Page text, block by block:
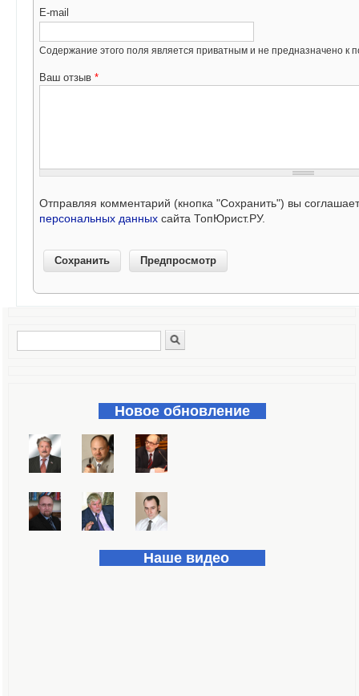
E-mail
Содержание этого поля является приватным и не предназначено к
Ваш отзыв *
Отправляя комментарий (кнопка "Сохранить") вы
персональных данных сайта ТопЮрист.РУ.
Форма поиска
Новое обновление
Наше видео